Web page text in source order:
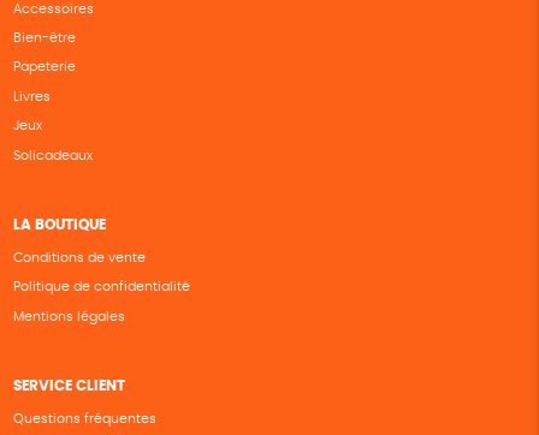
Accessoires
Bien-être
Papeterie
Livres
Jeux
Solicadeaux
LA BOUTIQUE
Conditions de vente
Politique de confidentialité
Mentions légales
SERVICE CLIENT
Questions fréquentes